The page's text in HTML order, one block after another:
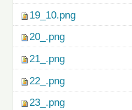
19_10.png
20_.png
21_.png
22_.png
23_.png